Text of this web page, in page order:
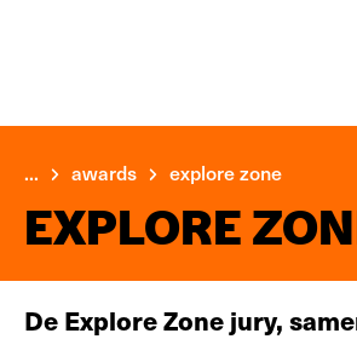
... awards explore zone
EXPLORE
De Explore Zone jury,